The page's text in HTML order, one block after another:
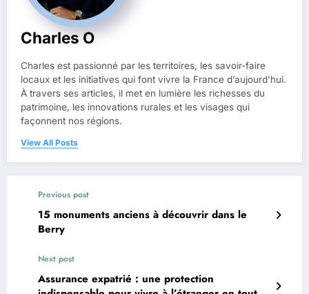
Charles O
Charles est passionné par les territoires, les savoir-faire
locaux et les initiatives qui font vivre la France d’aujourd’hui.
À travers ses articles, il met en lumière les richesses du
patrimoine, les innovations rurales et les visages qui
façonnent nos régions.
View All Posts
Previous post
15 monuments anciens à découvrir dans le
Berry
Next post
Assurance expatrié : une protection